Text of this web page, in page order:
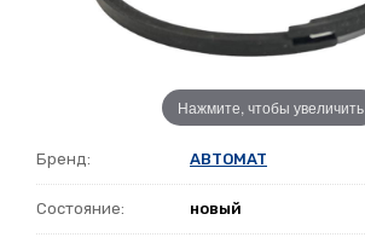
Нажмите, чтобы увеличить
Бренд: ABTOMAT
Состояние: новый